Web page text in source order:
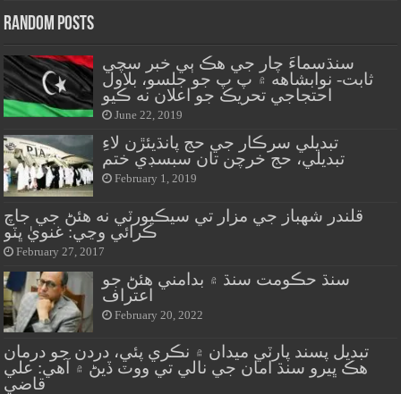
Random Posts
سنڌسماءَ چار جي هڪ ٻي خبر سچي
ثابت- نوابشاهه ۾ پ پ جو جلسو، بلاول
احتجاجي تحريڪ جو اعلان نه ڪيو
June 22, 2019
تبديلي سرڪار جي حج پانڌيئڙن لاءِ
تبديلي، حج خرچن تان سبسڊي ختم
February 1, 2019
قلندر شهباز جي مزار تي سيڪيورٽي نه هئڻ جي جاچ
ڪرائي وڃي: غنويٰ ڀٽو
February 27, 2017
سنڌ حڪومت سنڌ ۾ بدامني هئڻ جو
اعتراف
February 20, 2022
تبديل پسند پارٽي ميدان ۾ نڪري پئي، دردن جو درمان
هڪ ڀيرو سنڌ امان جي نالي تي ووٽ ڏيڻ ۾ آهي: علي
قاضي